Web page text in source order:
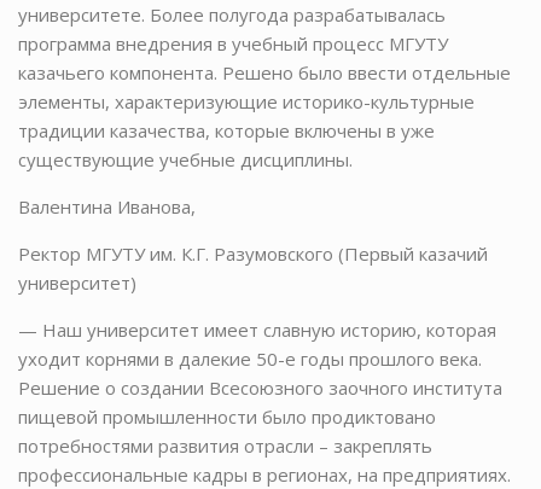
университете. Более полугода разрабатывалась
программа внедрения в учебный процесс МГУТУ
казачьего компонента. Решено было ввести отдельные
элементы, характеризующие историко-культурные
традиции казачества, которые включены в уже
существующие учебные дисциплины.
Валентина Иванова,
Ректор МГУТУ им. К.Г. Разумовского (Первый казачий
университет)
— Наш университет имеет славную историю, которая
уходит корнями в далекие 50-е годы прошлого века.
Решение о создании Всесоюзного заочного института
пищевой промышленности было продиктовано
потребностями развития отрасли – закреплять
профессиональные кадры в регионах, на предприятиях.